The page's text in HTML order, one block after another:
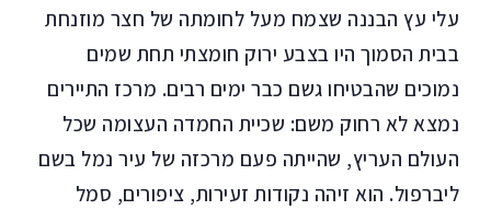
עלי עץ הבננה שצמח מעל לחומתה של חצר מוזנחת
בבית הסמוך היו בצבע ירוק חומצתי תחת שמים
נמוכים שהבטיחו גשם כבר ימים רבים. מרכז התיירים
נמצא לא רחוק משם: שכיית החמדה העצומה שכל
העולם העריץ, שהייתה פעם מרכזה של עיר נמל בשם
ליברפול. הוא זיהה נקודות זעירות, ציפורים, סמל